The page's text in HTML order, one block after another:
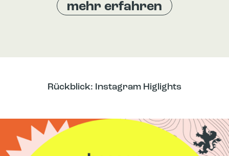
mehr erfahren
Rückblick: Instagram Higlights